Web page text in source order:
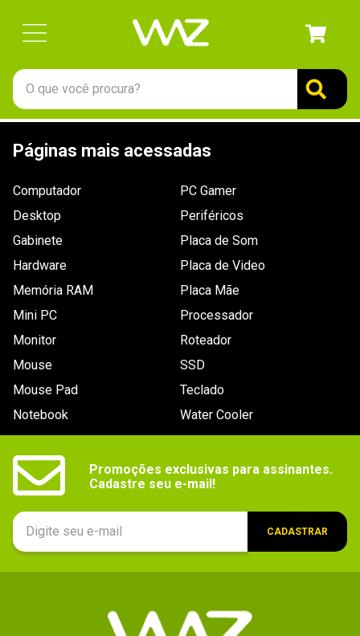
O que você procura?
Páginas mais acessadas
Computador
Desktop
Gabinete
Hardware
Memória RAM
Mini PC
Monitor
Mouse
Mouse Pad
Notebook
PC Gamer
Periféricos
Placa de Som
Placa de Video
Placa Mãe
Processador
Roteador
SSD
Teclado
Water Cooler
Promoções exclusivas para assinantes.
Cadastre seu e-mail!
CADASTRAR
1º
gabinete
teclado
ssd
openbox
mouse
jonsbo
fractal